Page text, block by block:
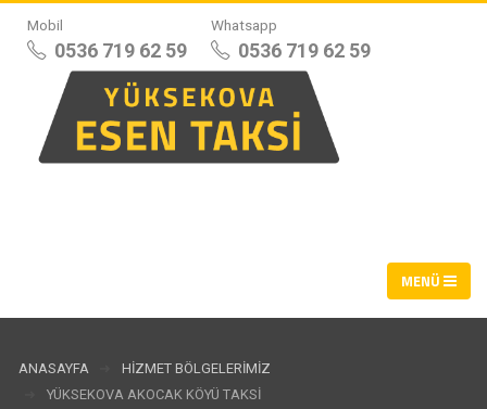
Mobil
0536 719 62 59
Whatsapp
0536 719 62 59
ANASAYFA
HIZMET BÖLGELERIMIZ
YÜKSEKOVA AKOCAK KÖYÜ TAKSI